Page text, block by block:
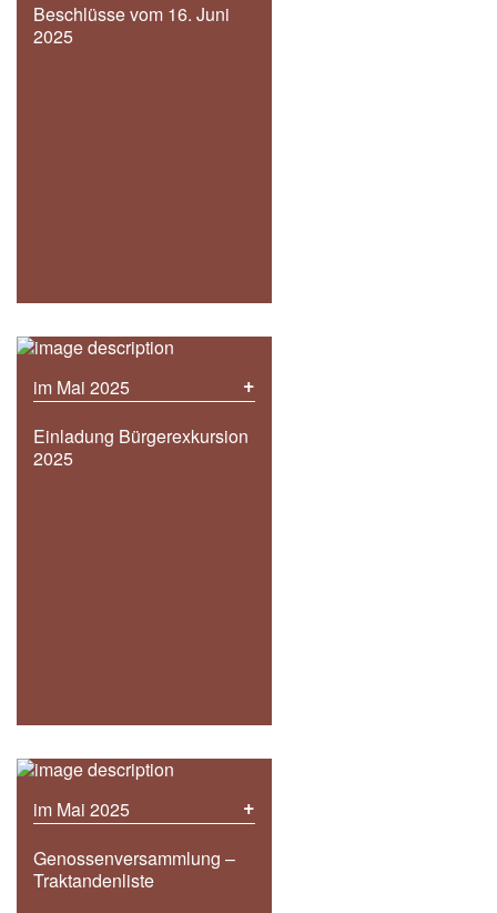
Beschlüsse vom 16. Juni
2025
im Mai 2025 +
Einladung Bürgerexkursion
2025
im Mai 2025 +
Genossenversammlung –
Traktandenliste